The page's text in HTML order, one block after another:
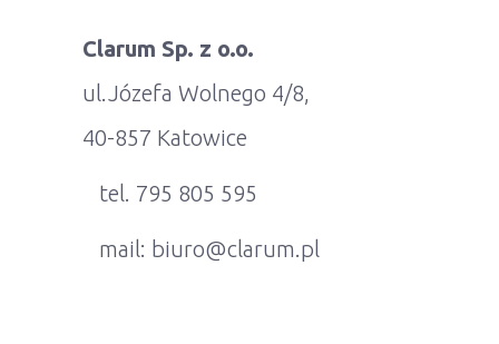
Clarum Sp. z o.o.
ul.Józefa Wolnego 4/8,
40-857 Katowice
tel. 795 805 595
mail: biuro@clarum.pl